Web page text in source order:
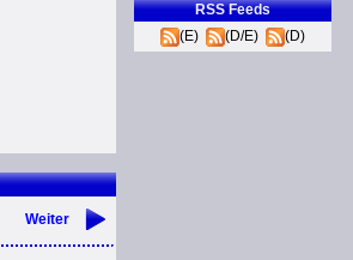
Weiter
RSS Feeds
(E)
(D/E) (D)